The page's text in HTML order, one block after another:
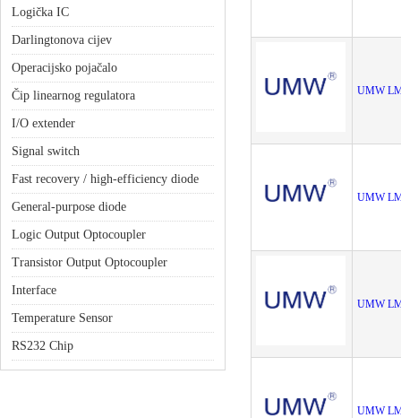
Logička IC
Darlingtonova cijev
Operacijsko pojačalo
Čip linearnog regulatora
I/O extender
Signal switch
Fast recovery / high-efficiency diode
General-purpose diode
Logic Output Optocoupler
Transistor Output Optocoupler
Interface
Temperature Sensor
RS232 Chip
UMW
UMW
UMW
UMW